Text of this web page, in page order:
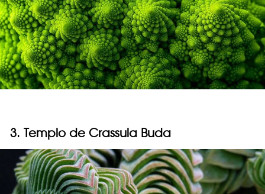
3. Templo de Crassula Buda